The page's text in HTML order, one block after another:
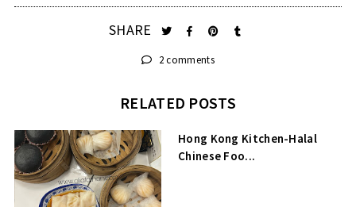
SHARE
2 comments
RELATED POSTS
Hong Kong Kitchen-Halal
Chinese Foo...